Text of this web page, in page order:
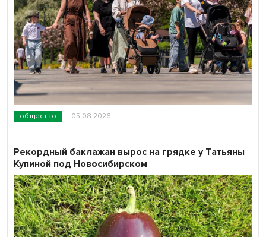
общество 05.08.2026
Рекордный баклажан вырос на грядке у Татьяны
Купиной под Новосибирском